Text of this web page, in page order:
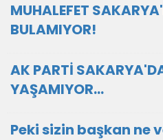
MUHALEFET
BULAMIYOR!
AK PARTİ
YAŞAMIYOR...
Peki sizin başkan ne